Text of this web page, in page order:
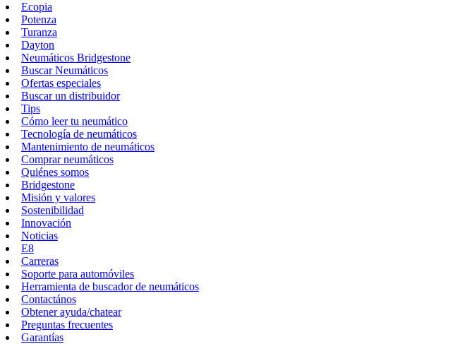
Ecopia
Potenza
Turanza
Dayton
Neumáticos Bridgestone
Buscar Neumáticos
Ofertas especiales
Buscar un distribuidor
Tips
Cómo leer tu neumático
Tecnología de neumáticos
Mantenimiento de neumáticos
Comprar neumáticos
Quiénes somos
Bridgestone
Misión y valores
Sostenibilidad
Innovación
Noticias
E8
Carreras
Soporte para automóviles
Herramienta de buscador de neumáticos
Contactános
Obtener ayuda/chatear
Preguntas frecuentes
Garantías